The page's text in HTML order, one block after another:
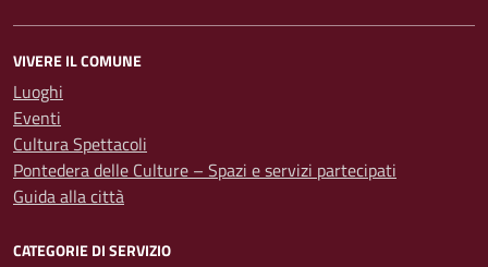
VIVERE IL COMUNE
Luoghi
Eventi
Cultura Spettacoli
Pontedera delle Culture – Spazi e servizi partecipati
Guida alla città
CATEGORIE DI SERVIZIO